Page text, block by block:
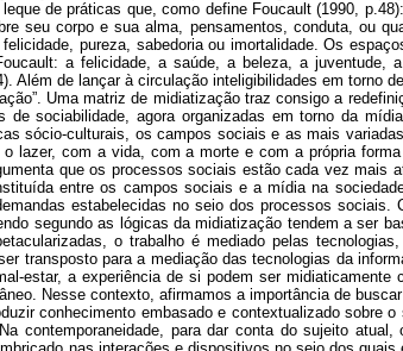
de práticas que, como define Foucault (1990,
seu corpo e sua alma, pensamentos, conduta, ou
pureza, sabedoria ou imortalidade. Os
a felicidade, a saúde, a beleza, a juventude,
Além de lançar à circulação inteligibilidades em torno
Uma matriz de midiatização traz consigo a
sociabilidade, agora organizadas em torno da
sócio-culturais, os campos sociais e as mais
lazer, com a vida, com a morte e com a própria
que os processos sociais estão cada vez mais
entre os campos sociais e a mídia na
estabelecidas no seio dos processos
segundo as lógicas da midiatização tendem a ser
o trabalho é mediado pelas
transposto para a mediação das tecnologias da
estar, a experiência de si podem ser
Nesse contexto, afirmamos a importância de
conhecimento embasado e contextualizado sobre
contemporaneidade, para dar conta do sujeito